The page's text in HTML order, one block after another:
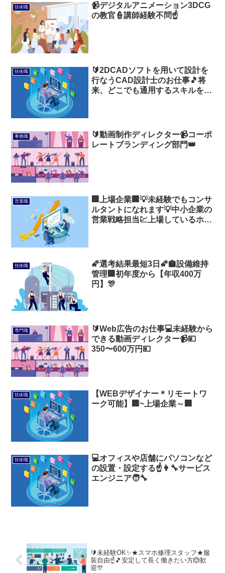
技術職
📹デジタルアニメーション3DCG
の教官👮講師経験不問☝️
技術職
🔰2DCADソフトを用いて設計を
行なうCAD設計士のお仕事🎵将
来、どこでも通用するスキルを身
事務職
🔰動画制作ディレクター📹コーポ
レートブランディング部門👑
営業職
🏢上場企業🏢💡未経験でもコンサ
ルタントになれます💡中小企業の
営業戦略担当💹上場しているホワ
技術職
🌠選考結果最短3日🌠🏫設備維持
管理🏢初年度から【年収400万
円】🎊
専門職
🔰Web広告のお仕事💻未経験から
できる動画ディレクター📹💴
350〜600万円💴
技術職
【WEBデザイナー＊リモートワ
ーク可能】🏢~上場企業～🏢
技術職
💻オフィスや店舗にパソコンなど
の設置・設定する☝️👩‍🔧サービス
エンジニア🧑‍🔧
🔰未経験OK✨★スマホ修理スタッフ★服
装自由☝️🎵安定して長く働きたい方🙆歓
迎🎊